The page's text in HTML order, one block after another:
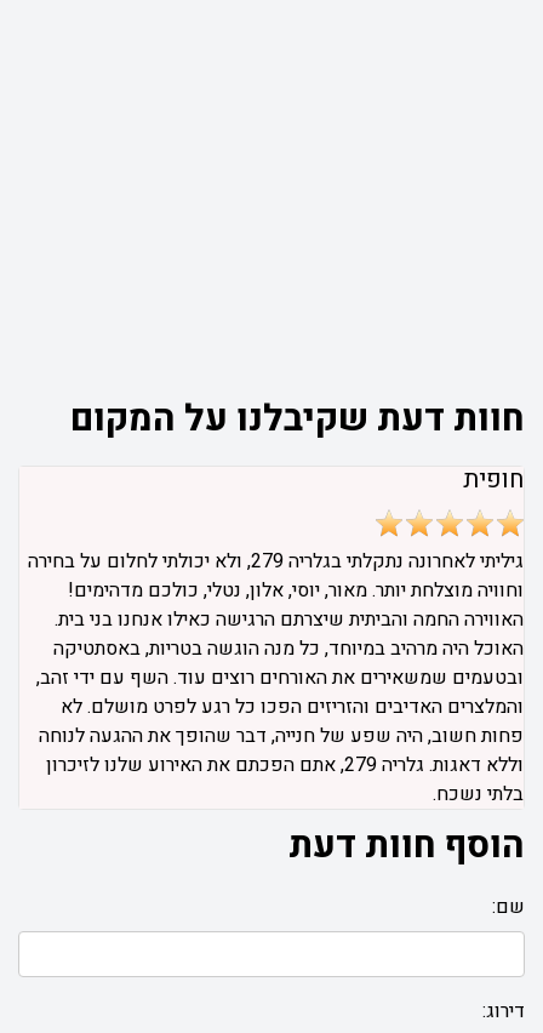
חוות דעת שקיבלנו על המקום
חופית
גיליתי לאחרונה נתקלתי בגלריה 279, ולא יכולתי לחלום על בחירה
וחוויה מוצלחת יותר. מאור, יוסי, אלון, נטלי, כולכם מדהימים!
האווירה החמה והביתית שיצרתם הרגישה כאילו אנחנו בני בית.
האוכל היה מרהיב במיוחד, כל מנה הוגשה בטריות, באסתטיקה
ובטעמים שמשאירים את האורחים רוצים עוד. השף עם ידי זהב,
והמלצרים האדיבים והזריזים הפכו כל רגע לפרט מושלם. לא
פחות חשוב, היה שפע של חנייה, דבר שהופך את ההגעה לנוחה
וללא דאגות. גלריה 279, אתם הפכתם את האירוע שלנו לזיכרון
בלתי נשכח.
הוסף חוות דעת
שם:
דירוג: